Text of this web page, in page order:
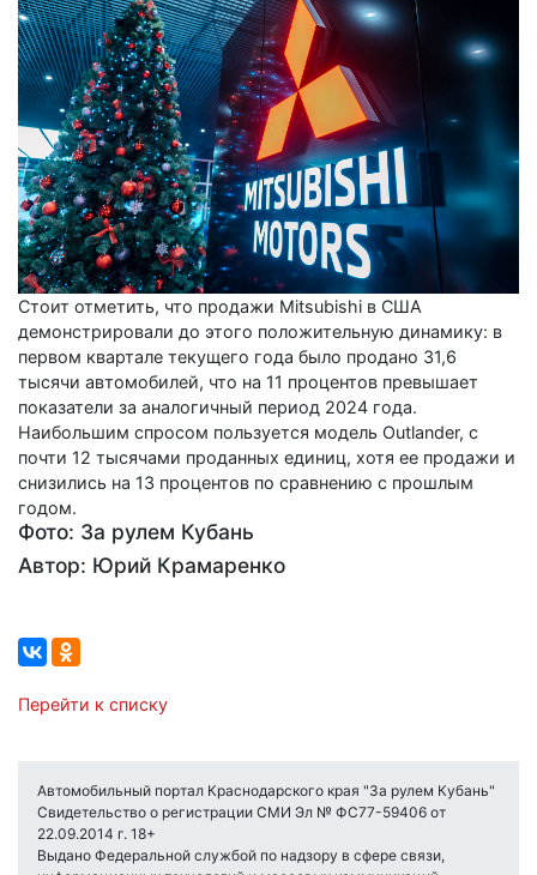
Стоит отметить, что продажи Mitsubishi в США
демонстрировали до этого положительную динамику: в
первом квартале текущего года было продано 31,6
тысячи автомобилей, что на 11 процентов превышает
показатели за аналогичный период 2024 года.
Наибольшим спросом пользуется модель Outlander, с
почти 12 тысячами проданных единиц, хотя ее продажи и
снизились на 13 процентов по сравнению с прошлым
годом.
Фото: За рулем Кубань
Автор: Юрий Крамаренко
Перейти к списку
Автомобильный портал Краснодарского края "За рулем Кубань"
Свидетельство о регистрации СМИ Эл № ФС77-59406 от
22.09.2014 г. 18+
Выдано Федеральной службой по надзору в сфере связи,